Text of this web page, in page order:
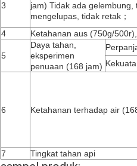
3
jam) Tidak ada gelembung,
mengelupas, tidak retak；
4
Ketahanan aus (750g/
5
Daya tahan,
eksperimen
penuaan (168 jam)
6 Ketahanan terhadap air
7 Tingkat tahan api